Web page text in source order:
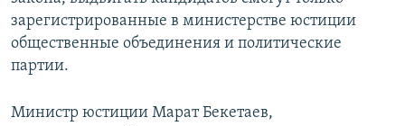
зарегистрированные в министерстве юстиции
общественные объединения и политические
партии.
Министр юстиции Марат Бекетаев,